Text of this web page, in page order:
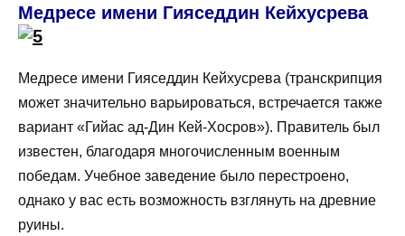
Медресе имени Гияседдин Кейхусрева
Медресе имени Гияседдин Кейхусрева (транскрипция
может значительно варьироваться, встречается также
вариант «Гийас ад-Дин Кей-Хосров»). Правитель был
известен, благодаря многочисленным военным
победам. Учебное заведение было перестроено,
однако у вас есть возможность взглянуть на древние
руины.